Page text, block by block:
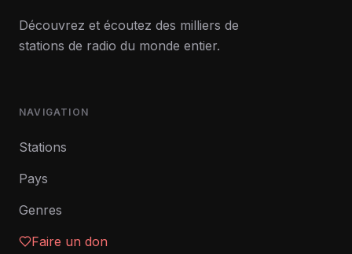
Découvrez et écoutez des milliers de
stations de radio du monde entier.
NAVIGATION
Stations
Pays
Genres
Faire un don